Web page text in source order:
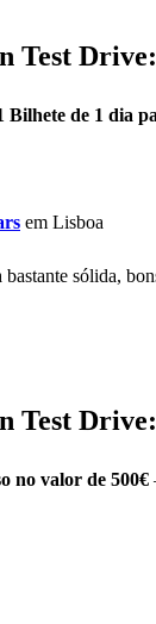
Test Drive:
de 1 dia
em Lisboa
sólida,
Test Drive:
no valor de 500€